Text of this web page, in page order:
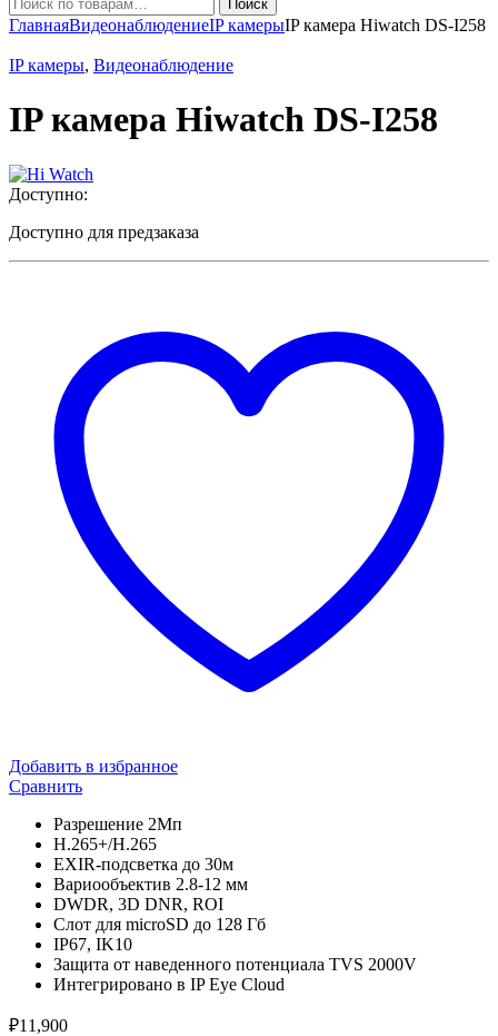
Поиск
ГлавнаяВидеонаблюдениеIP камерыIP камера Hiwatch DS-I258
IP камеры, Видеонаблюдение
IP камера Hiwatch DS-I258
Доступно:
Доступно для предзаказа
Добавить в избранное
Сравнить
Разрешение 2Мп
H.265+/H.265
EXIR-подсветка до 30м
Вариообъектив 2.8-12 мм
DWDR, 3D DNR, ROI
Слот для microSD до 128 Гб
IP67, IK10
Защита от наведенного потенциала TVS 2000V
Интегрировано в IP Eye Cloud
₽11,900